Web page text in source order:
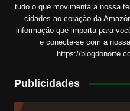
tudo o que movimenta a nossa
cidades ao coração da
informação que importa para
e conecte-se com a
https://
Publicidades